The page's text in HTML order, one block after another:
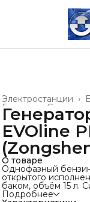
Электростанции ›
Силовое
Главная
EVOline
О товаре
Однофазный
открытого
баком, объём 15 л.
двигатель GB 270
Подробнее